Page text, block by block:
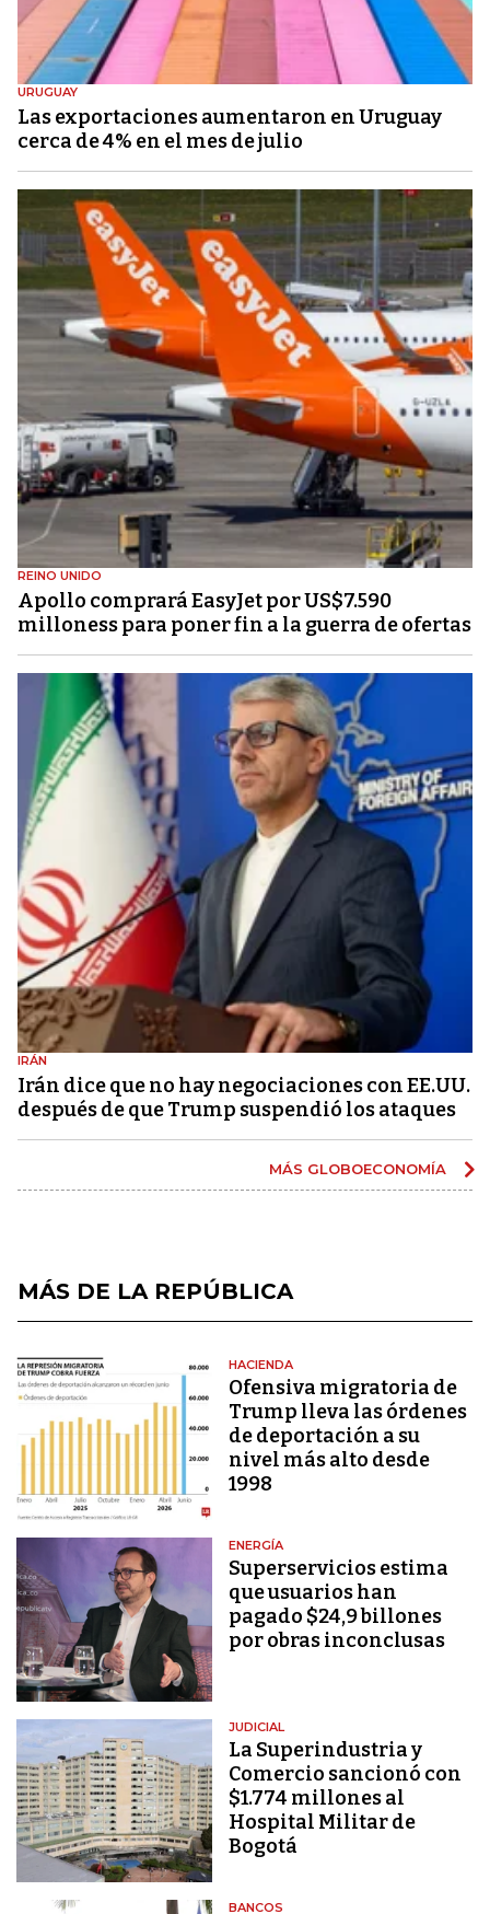
URUGUAY
Las exportaciones aumentaron en Uruguay
cerca de 4% en el mes de julio
REINO UNIDO
Apollo comprará EasyJet por US$7.590
milloness para poner fin a la guerra de ofertas
IRÁN
Irán dice que no hay negociaciones con EE.UU.
después de que Trump suspendió los ataques
MÁS GLOBOECONOMÍA
MÁS DE LA REPÚBLICA
HACIENDA
Ofensiva migratoria de
Trump lleva las órdenes
de deportación a su
nivel más alto desde
1998
ENERGÍA
Superservicios estima
que usuarios han
pagado $24,9 billones
por obras inconclusas
JUDICIAL
La Superindustria y
Comercio sancionó con
$1.774 millones al
Hospital Militar de
Bogotá
BANCOS